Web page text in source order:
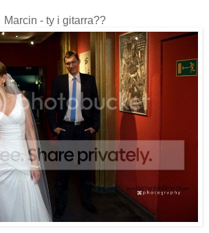
Marcin - ty i gitarra??